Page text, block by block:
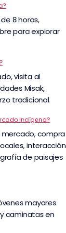
8 horas,
para explorar
visita al
Misak,
tradicional.
Indígena?
mercado, compra
interacción
de paisajes
mayores
caminatas en